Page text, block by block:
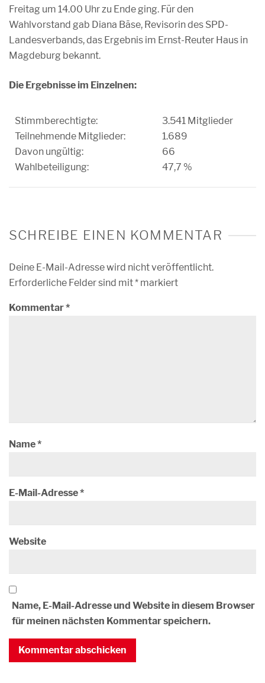
Freitag um 14.00 Uhr zu Ende ging. Für den
Wahlvorstand gab Diana Bäse, Revisorin des SPD-
Landesverbands, das Ergebnis im Ernst-Reuter Haus in
Magdeburg bekannt.
Die Ergebnisse im Einzelnen:
Stimmberechtigte:
Teilnehmende Mitglieder:
Davon ungültig:
Wahlbeteiligung:
3.541 Mitglieder
1.689
66
47,7 %
SCHREIBE EINEN KOMMENTAR
Deine E-Mail-Adresse wird nicht veröffentlicht.
Erforderliche Felder sind mit* markiert
Kommentar*
Name*
E-Mail-Adresse*
Website
Name, E-Mail-Adresse und Website in diesem Browser
für meinen nächsten Kommentar speichern.